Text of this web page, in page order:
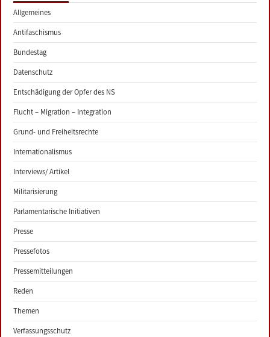
Allgemeines
Antifaschismus
Bundestag
Datenschutz
Entschädigung der Opfer des NS
Flucht – Migration – Integration
Grund- und Freiheitsrechte
Internationalismus
Interviews/ Artikel
Militarisierung
Parlamentarische Initiativen
Presse
Pressefotos
Pressemitteilungen
Reden
Themen
Verfassungsschutz